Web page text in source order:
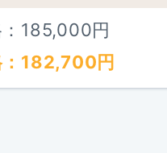
185,000円
182,700円